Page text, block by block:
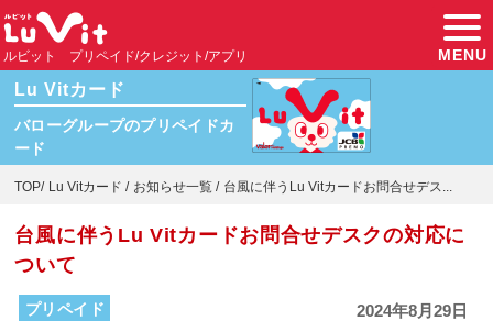
ルビット プリペイド/クレジット/アプリ MENU
Lu Vitカード
バローグループのプリペイドカ
ード
TOP Lu Vitカード お知らせ一覧 台風に伴うLu Vitカードお問合せデス...
台風に伴うLu Vitカードお問合せデスクの対応に
ついて
2024年8月29日
プリペイド